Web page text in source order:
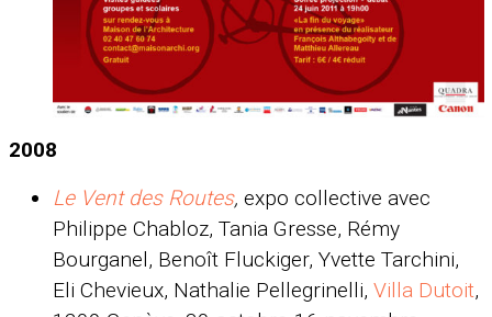
2008
Le Vent des Routes, expo collective avec
Philippe Chabloz, Tania Gresse, Rémy
Bourganel, Benoît Fluckiger, Yvette Tarchini,
Eli Chevieux, Nathalie Pellegrinelli, Villa Dutoit,